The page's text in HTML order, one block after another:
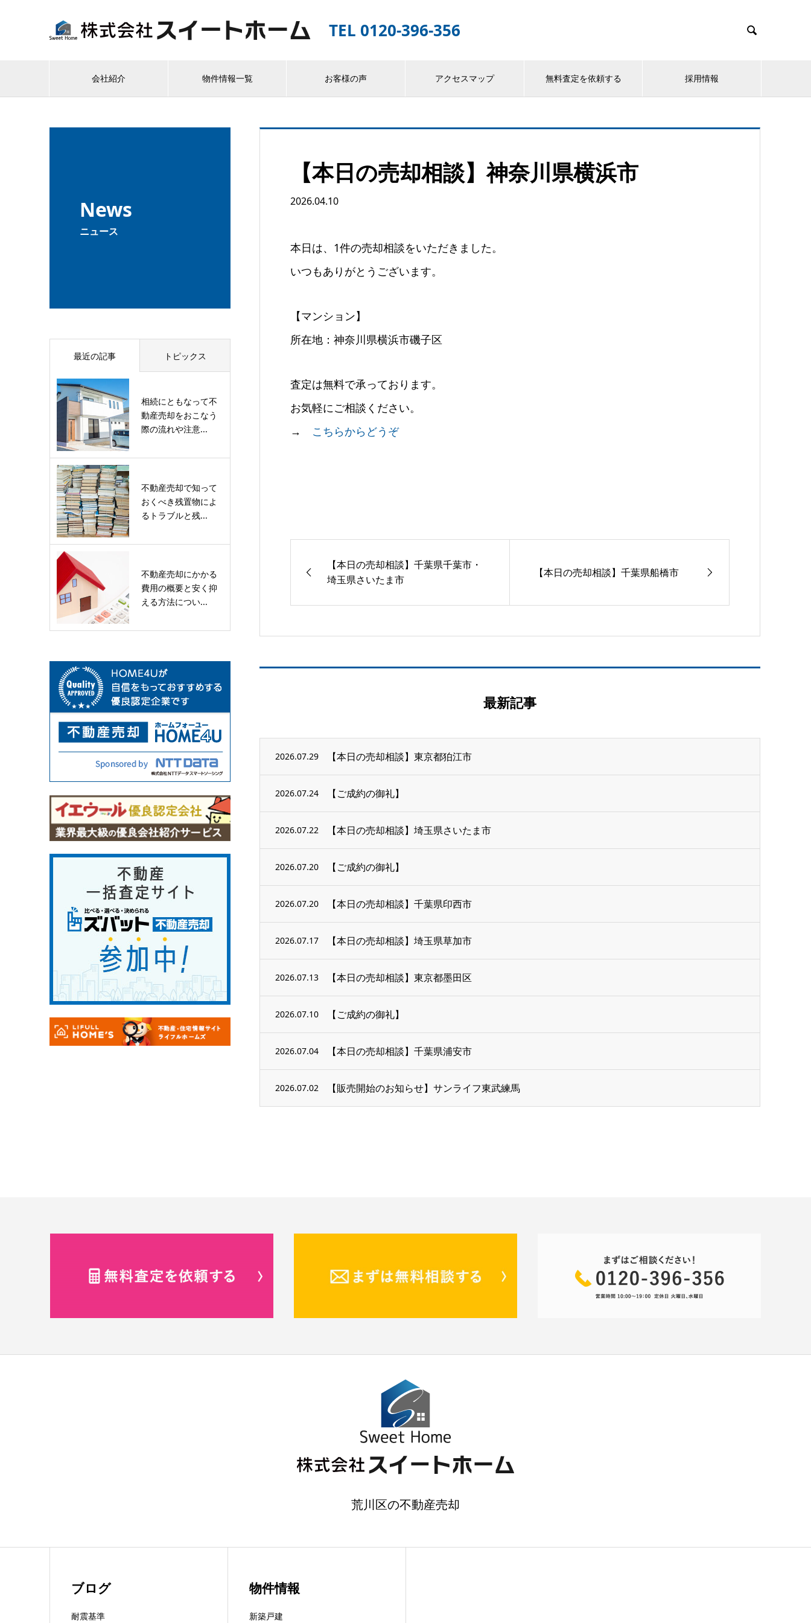
TEL 0120-396-356 
会社紹介 物件情報一覧 お客様の声 アクセスマップ 無料査定を依頼する 採用情報
News
ニュース
【本日の売却相談】神奈川県横浜市
2026.04.10
本日は、1件の売却相談をいただきました。
いつもありがとうございます。
【マンション】
所在地：神奈川県横浜市磯子区
査定は無料で承っております。
お気軽にご相談ください。
→ こちらからどうぞ
【本日の売却相談】千葉県千葉市・
埼玉県さいたま市
【本日の売却相談】千葉県船橋市
最新記事
2026.07.29 【本日の売却相談】東京都狛江市
2026.07.24 【ご成約の御礼】
2026.07.22 【本日の売却相談】埼玉県さいたま市
2026.07.20 【ご成約の御礼】
2026.07.20 【本日の売却相談】千葉県印西市
2026.07.17 【本日の売却相談】埼玉県草加市
2026.07.13 【本日の売却相談】東京都墨田区
2026.07.10 【ご成約の御礼】
2026.07.04 【本日の売却相談】千葉県浦安市
2026.07.02 【販売開始のお知らせ】サンライフ東武練馬
最近の記事 トピックス
相続にともなって不
動産売却をおこなう
際の流れや注意...
不動産売却で知って
おくべき残置物によ
るトラブルと残...
不動産売却にかかる
費用の概要と安く抑
える方法につい...
荒川区の不動産売却
ブログ
耐震基準
物件情報
新築戸建